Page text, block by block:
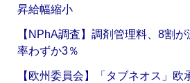
昇給幅縮小
【NPhA調査】調剤管理料、8割
率わずか3％
【欧州委員会】「タブネオス」欧